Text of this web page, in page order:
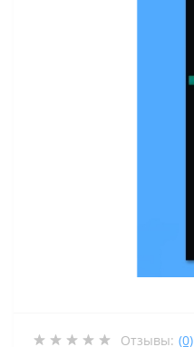
Отзывы: (0)